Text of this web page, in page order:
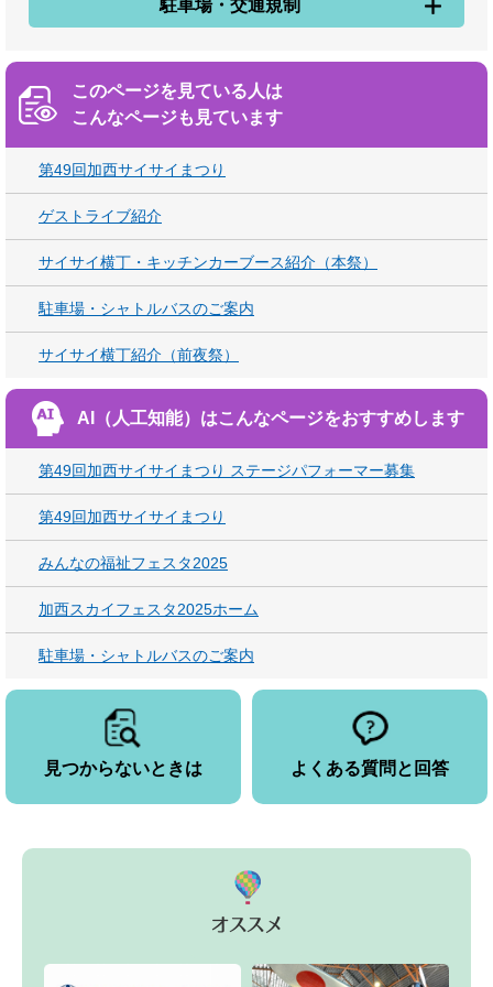
駐車場・交通規制
このページを見ている人は
こんなページも見ています
第49回加西サイサイまつり
ゲストライブ紹介
サイサイ横丁・キッチンカーブース紹介（本祭）
駐車場・シャトルバスのご案内
サイサイ横丁紹介（前夜祭）
AI（人工知能）はこんなページをおすすめします
第49回加西サイサイまつり ステージパフォーマー募集
第49回加西サイサイまつり
みんなの福祉フェスタ2025
加西スカイフェスタ2025ホーム
駐車場・シャトルバスのご案内
見つからないときは よくある質問と回答